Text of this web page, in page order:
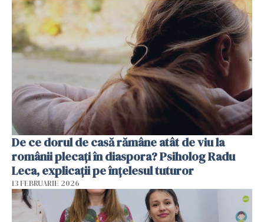
De ce dorul de casă rămâne atât de viu la
românii plecați în diaspora? Psiholog Radu
Leca, explicații pe înțelesul tuturor
13 FEBRUARIE 2026